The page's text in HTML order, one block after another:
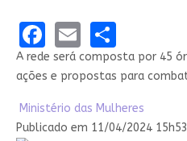
Facebook
EmailShare
A rede será composta por 45
ações e propostas para
Ministério dasCompartilhe por
Ministério das Mulheres
Compartilhe por WhatsApp
link para Copiar para área de
Publicado em 11/04/2024 15h53